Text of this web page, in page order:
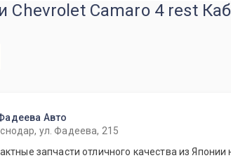
Chevrolet Camaro 4 rest
Авто
ул. Фадеева, 215
запчасти отличного качества из Японии